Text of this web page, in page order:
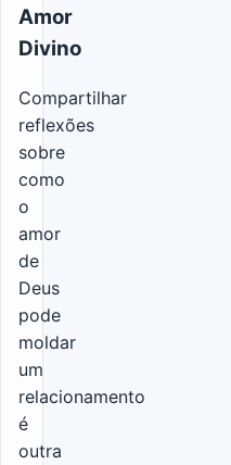
Amor
Divino
Compartilhar
reflexões
sobre
como
o
amor
de
Deus
pode
moldar
um
relacionamento
é
outra